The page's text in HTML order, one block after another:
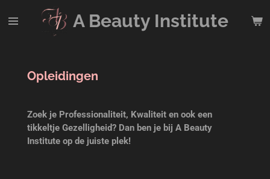
direct
A Beauty Institute
Opleidingen
Zoek je Professionaliteit, Kwaliteit en ook een
tikkeltje Gezelligheid? Dan ben je bij A Beauty
Institute op de juiste plek!